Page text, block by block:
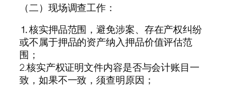
（二）现场调查工作：
⒈核实押品范围，避免涉案、存在产权纠纷
或不属于押品的资产纳入押品价值评估范
围；
2.核实产权证明文件内容是否与会计账目一
致，如果不一致，须查明原因；